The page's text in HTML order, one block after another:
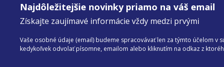
Najdôležitejšie novinky priamo na váš email
Získajte zaujímavé informácie vždy medzi prvými
Vaše osobné údaje (email) budeme spracovávať len za týmto účelom v
kedykoľvek odvolať písomne, emailom alebo kliknutím na odkaz z